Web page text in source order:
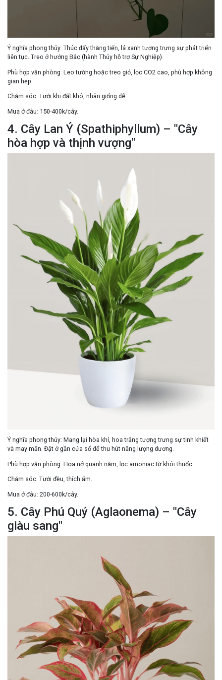
Ý nghĩa phong thủy: Thúc đẩy thăng tiến, lá xanh tượng trưng sự phát triển
liên tục. Treo ở hướng Bắc (hành Thủy hỗ trợ Sự Nghiệp).
Phù hợp văn phòng: Leo tường hoặc treo giỏ, lọc CO2 cao, phù hợp không
gian hẹp.
Chăm sóc: Tưới khi đất khô, nhân giống dễ.
Mua ở đâu: 150-400k/cây.
4. Cây Lan Ý (Spathiphyllum) – "Cây
hòa hợp và thịnh vượng"
Ý nghĩa phong thủy: Mang lại hòa khí, hoa trắng tượng trưng sự tinh khiết
và may mắn. Đặt ởgần cửa sổ đểthu hút năng lượng dương.
Phù hợp văn phòng: Hoa nở quanh năm, lọc amoniac từ khói thuốc.
Chăm sóc: Tưới đều, thích ẩm.
Mua ở đâu: 200-600k/cây.
5. Cây Phú Quý (Aglaonema) – "Cây
giàu sang"